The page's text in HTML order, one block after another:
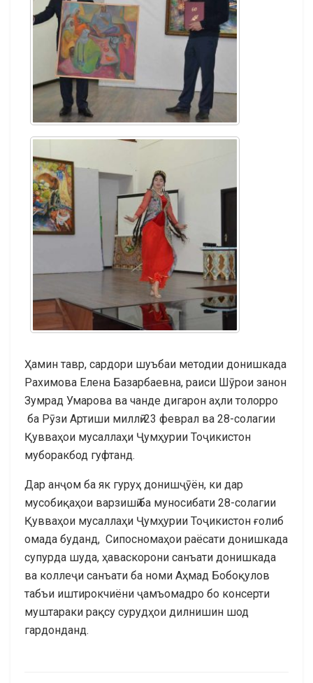
Ҳамин тавр, сардори шуъбаи методии донишкада
Рахимова Елена Базарбаевна, раиси Шӯрои занон
Зумрад Умарова ва чанде дигарон аҳли толорро
ба Рӯзи Артиши миллӣ-23 феврал ва 28-солагии
Қувваҳои мусаллаҳи Ҷумҳурии Тоҷикистон
муборакбод гуфтанд.
Дар анҷом ба як гуруҳ донишҷӯён, ки дар
мусобиқаҳои варзишӣ ба муносибати 28-солагии
Қувваҳои мусаллаҳи Ҷумҳурии Тоҷикистон ғолиб
омада буданд, Сипосномаҳои раёсати донишкада
супурда шуда, ҳаваскорони санъати донишкада
ва коллеҷи санъати ба номи Аҳмад Бобоқулов
табъи иштирокчиёни ҷамъомадро бо консерти
муштараки рақсу сурудҳои дилнишин шод
гардонданд.